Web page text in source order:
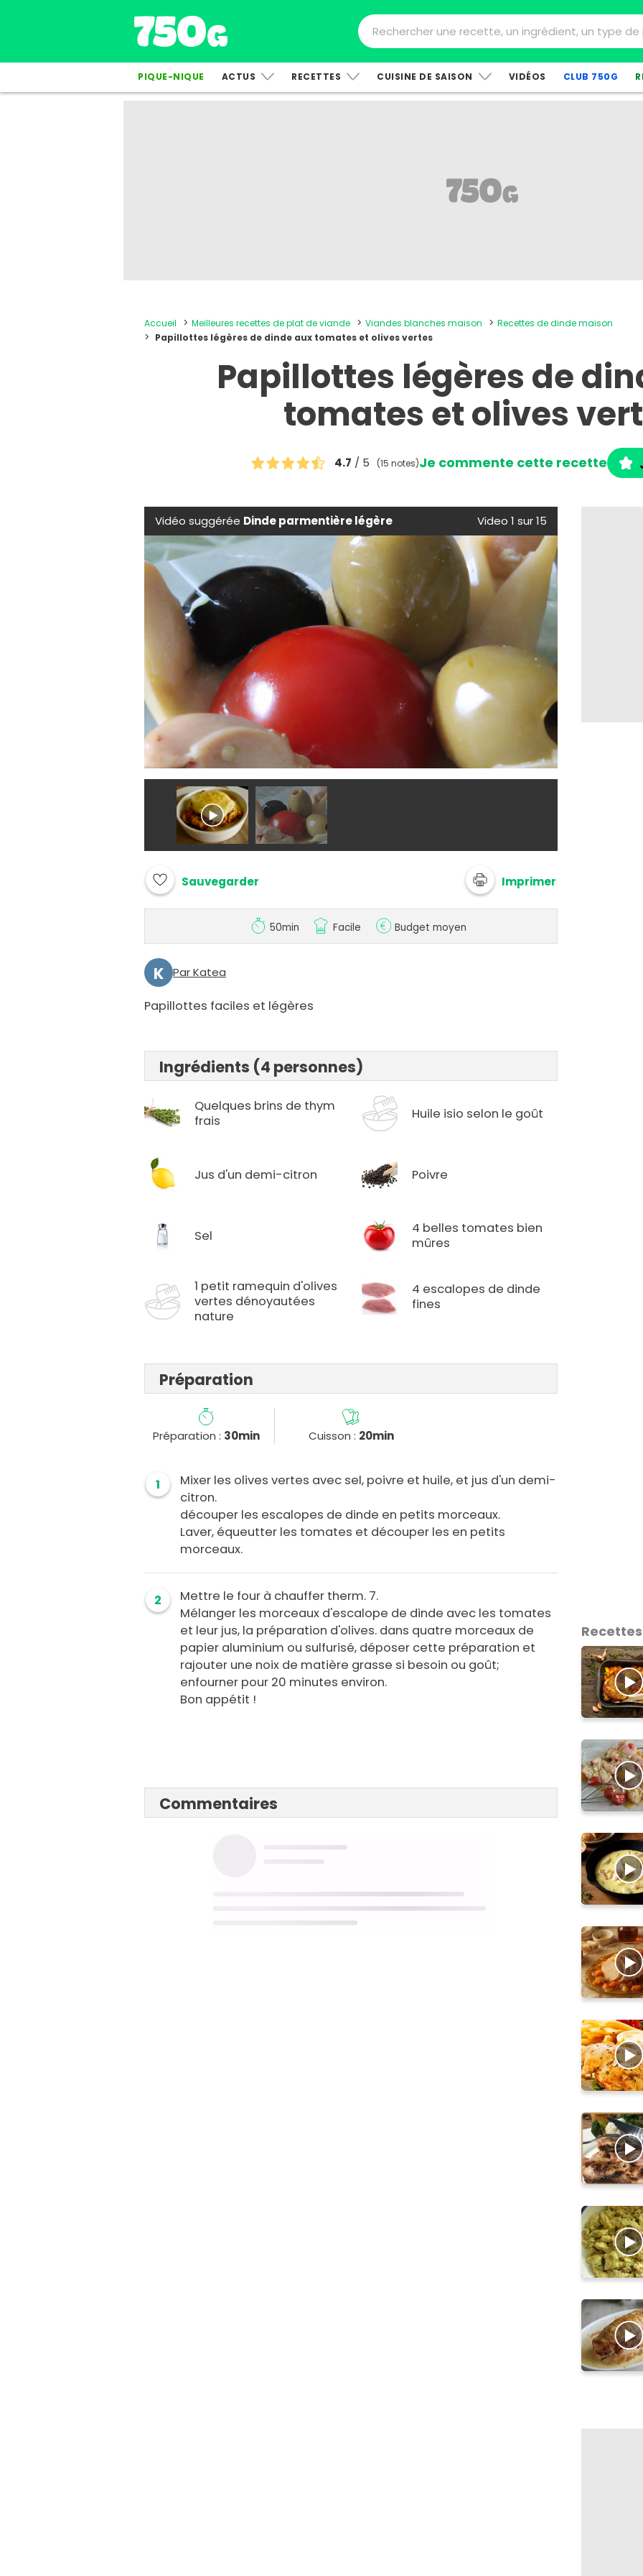
PIQUE-NIQUE ACTUS RECETTES CUISINE DE SAISON VIDÉOS CLUB 750G
Accueil Meilleures recettes de plat de viande Viandes blanches maison
Recettes de dinde maison
Papillottes légères de dinde aux tomates et olives vertes
Papillottes légères de
tomates et olives
4.7 / 5 (15 notes)Je commente cette recette
Vidéo suggérée Dinde parmentière légère Video 1 sur 15
Sauvegarder Imprimer
50min Facile Budget moyen
K Par Katea
Papillottes faciles et légères
Ingrédients (4 personnes)
Quelques brins de thym
frais
Huile isio selon le goût
Jus d'un demi-citron Poivre
Sel
4 belles tomates bien
mûres
1 petit ramequin d'olives
vertes dénoyautées
nature
4 escalopes de dinde
fines
Préparation
Préparation : 30min Cuisson : 20min
1
Mixer les olives vertes avec sel, poivre et huile, et jus d'un demi-
citron.
découper les escalopes de dinde en petits morceaux.
Laver, équeutter les tomates et découper les en petits
morceaux.
2
Mettre le four à chauffer therm. 7.
Mélanger les morceaux d'escalope de dinde avec les tomates
et leur jus, la préparation d'olives. dans quatre morceaux de
papier aluminium ou sulfurisé, déposer cette préparation et
rajouter une noix de matière grasse si besoin ou goût;
enfourner pour 20 minutes environ.
Bon appétit !
Commentaires